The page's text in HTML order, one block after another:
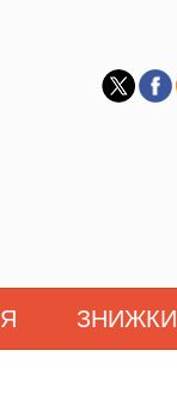
ЗНИЖКИ